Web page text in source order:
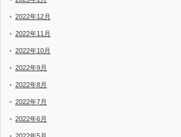
2022年12月
2022年11月
2022年10月
2022年9月
2022年8月
2022年7月
2022年6月